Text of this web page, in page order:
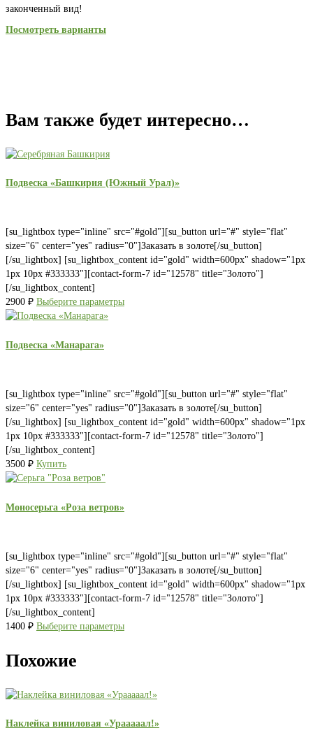
законченный вид!
Посмотреть варианты
Вам также будет интересно…
Подвеска «Башкирия (Южный Урал)»
[su_lightbox type="inline" src="#gold"][su_button url="#" style="flat"
size="6" center="yes" radius="0"]Заказать в золоте[/su_button]
[/su_lightbox] [su_lightbox_content id="gold" width=600px" shadow="1px
1px 10px #333333"][contact-form-7 id="12578" title="Золото"]
[/su_lightbox_content]
2900 ₽ Выберите параметры
Подвеска «Манарага»
[su_lightbox type="inline" src="#gold"][su_button url="#" style="flat"
size="6" center="yes" radius="0"]Заказать в золоте[/su_button]
[/su_lightbox] [su_lightbox_content id="gold" width=600px" shadow="1px
1px 10px #333333"][contact-form-7 id="12578" title="Золото"]
[/su_lightbox_content]
3500 ₽ Купить
Моносерьга «Роза ветров»
[su_lightbox type="inline" src="#gold"][su_button url="#" style="flat"
size="6" center="yes" radius="0"]Заказать в золоте[/su_button]
[/su_lightbox] [su_lightbox_content id="gold" width=600px" shadow="1px
1px 10px #333333"][contact-form-7 id="12578" title="Золото"]
[/su_lightbox_content]
1400 ₽ Выберите параметры
Похожие
Наклейка виниловая «Урааааал!»